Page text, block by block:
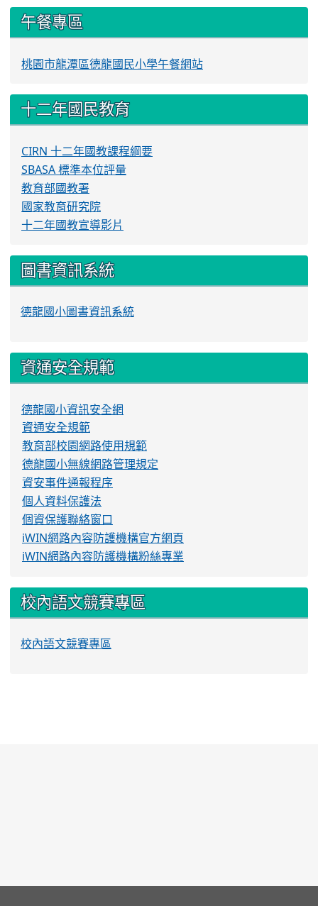
午餐專區
桃園市龍潭區德龍國民小學午餐網站
十二年國民教育
CIRN 十二年國教課程綱要
SBASA 標準本位評量
教育部國教署
國家教育研究院
十二年國教宣導影片
圖書資訊系統
德龍國小圖書資訊系統
資通安全規範
德龍國小資訊安全網
資通安全規範
教育部校園網路使用規範
德龍國小無線網路管理規定
資安事件通報程序
個人資料保護法
個資保護聯絡窗口
iWIN網路內容防護機構官方網頁
iWIN網路內容防護機構粉絲專業
校內語文競賽專區
校內語文競賽專區